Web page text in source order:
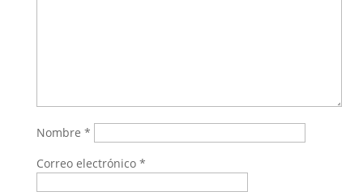
Nombre *
Correo electrónico *